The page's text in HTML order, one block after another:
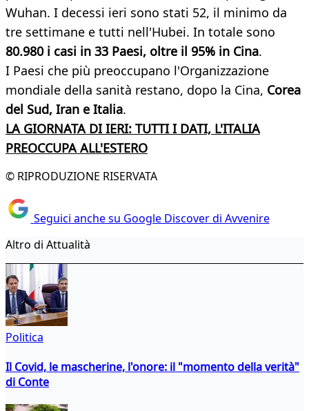
Wuhan. I decessi ieri sono stati 52, il minimo da
tre settimane e tutti nell'Hubei. In totale sono
80.980 i casi in 33 Paesi, oltre il 95% in Cina.
I Paesi che più preoccupano l'Organizzazione
mondiale della sanità restano, dopo la Cina, Corea
del Sud, Iran e Italia.
LA GIORNATA DI IERI: TUTTI I DATI, L'ITALIA
PREOCCUPA ALL'ESTERO
© RIPRODUZIONE RISERVATA
Seguici anche su Google Discover di Avvenire
Altro di Attualità
Politica
Il Covid, le mascherine, l'onore: il "momento della verità"
di Conte